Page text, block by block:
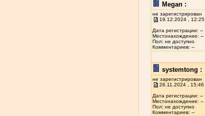
Megan :
не зарегистрирован
19.12.2024 , 12:25
Дата регистрации: --
Местонахождение: --
Пол: не доступно
Комментариев: --
systemtong :
не зарегистрирован
26.11.2024 , 15:46
Дата регистрации: --
Местонахождение: --
Пол: не доступно
Комментариев: --